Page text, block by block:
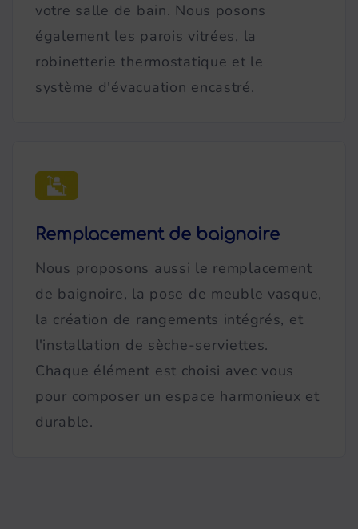
votre salle de bain. Nous posons
également les parois vitrées, la
robinetterie thermostatique et le
système d'évacuation encastré.
Remplacement de baignoire
Nous proposons aussi le remplacement
de baignoire, la pose de meuble vasque,
la création de rangements intégrés, et
l'installation de sèche-serviettes.
Chaque élément est choisi avec vous
pour composer un espace harmonieux et
durable.